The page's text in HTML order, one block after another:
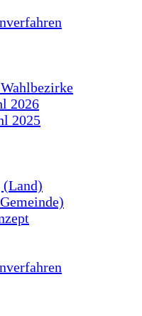
2026
2025
(Land)